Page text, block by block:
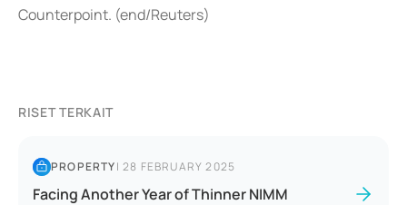
Counterpoint. (end/Reuters)
RISET TERKAIT
PROPERTY|28 FEBRUARY 2025
Facing Another Year of Thinner NIMM